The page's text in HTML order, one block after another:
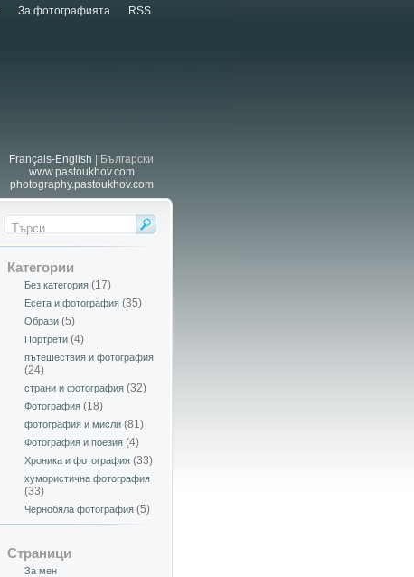
За фотографията RSS
Français-English | Български
www.pastoukhov.com
photography.pastoukhov.com
Категории
Без категория (17)
Есета и фотография (35)
Образи (5)
Портрети (4)
пътешествия и фотография
(24)
страни и фотография (32)
Фотография (18)
фотография и мисли (81)
Фотография и поезия (4)
Хроника и фотография (33)
хумористична фотография
(33)
Чернобяла фотография (5)
Страници
За мен